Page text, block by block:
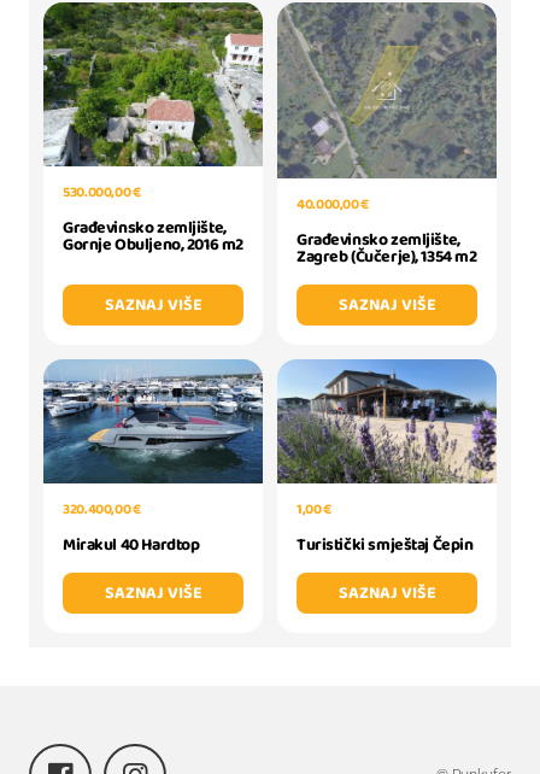
530.000,00 €
Građevinsko zemljište,
Gornje Obuljeno, 2016 m2
SAZNAJ VIŠE
40.000,00 €
Građevinsko zemljište,
Zagreb (Čučerje), 1354 m2
SAZNAJ VIŠE
320.400,00 €
Mirakul 40 Hardtop
SAZNAJ VIŠE
1,00 €
Turistički smještaj Čepin
SAZNAJ VIŠE